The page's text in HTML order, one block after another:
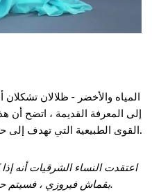
المياه والأخضر - ظلالان تشكلان
إلى المعرفة القديمة ، اتضح أن
القوى الطبيعية التي تهدف إلى حماية الناس من تأثير الأرواح الشريرة.
اعتقدت النساء الشرقيات أنه
بقماش فيروزي ، فسيتم حمايته من الموت والمرض.